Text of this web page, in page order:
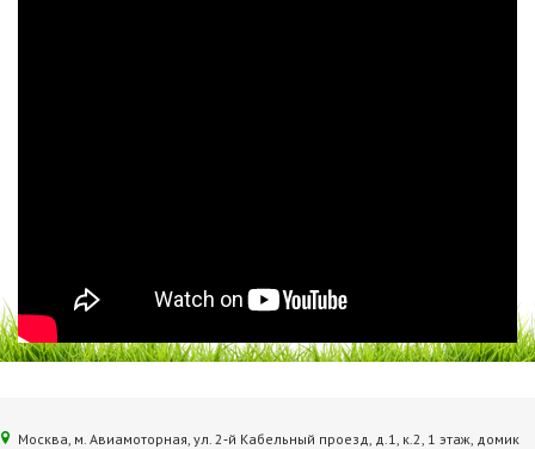
Москва, м. Авиамоторная, ул. 2‑й Кабельный проезд, д.1, к.2, 1 этаж, домик